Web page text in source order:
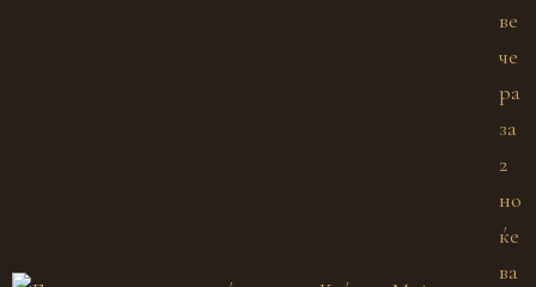
ве
че
ра
за
2
но
ќе
ва